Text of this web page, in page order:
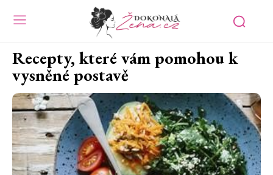
Recepty, které vám pomohou k
vysněné postavě